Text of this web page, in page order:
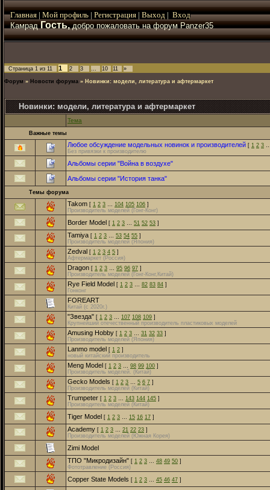
Главная | Мой профиль | Регистрация | Выход | Вход
КамрадГость,добро пожаловать на форум Panzer35
Страница 1 из 11 1 2 3 … 10 11 »
Форум » Новости форума » Новинки: модели, литература и афтермаркет
Новинки: модели, литература и афтермаркет
Тема
Важные темы
Любое обсуждение модельных новинок и производителей [ 1 2 3
Без привязки к производителю
Альбомы серии "Война в воздухе"
Альбомы серии "История танка"
Темы форума
Takom [ 1 2 3 … 104 105 106 ]
Производитель моделей (Гонг-Конг)
Border Model [ 1 2 3 … 51 52 53 ]
Tamiya [ 1 2 3 … 53 54 55 ]
Производитель моделей (Япония)
Zedval [ 1 2 3 4 5 ]
Афтермаркет (Россия)
Dragon [ 1 2 3 … 95 96 97 ]
Производитель моделей (Гонг-Конг,Китай)
Rye Field Model [ 1 2 3 … 82 83 84 ]
Гонконг
FOREART
Китай (с 2020г.)
"Звезда" [ 1 2 3 … 107 108 109 ]
Крупнейший отечественный производитель пластиковых моделей
Amusing Hobby [ 1 2 3 … 31 32 33 ]
Производитель моделей (Япония)
Lanmo model [ 1 2 ]
новый китайский производитель
Meng Model [ 1 2 3 … 98 99 100 ]
Производитель моделей. (Китай)
Gecko Models [ 1 2 3 … 5 6 7 ]
Производитель моделей (Китай)
Trumpeter [ 1 2 3 … 143 144 145 ]
Производитель моделей (Китай)
Tiger Model [ 1 2 3 … 15 16 17 ]
Academy [ 1 2 3 … 21 22 23 ]
Производитель моделей (Южная Корея)
Zimi Model
ТПО "Микродизайн" [ 1 2 3 … 48 49 50 ]
Фототравление (Россия)
Copper State Models [ 1 2 3 … 45 46 47 ]